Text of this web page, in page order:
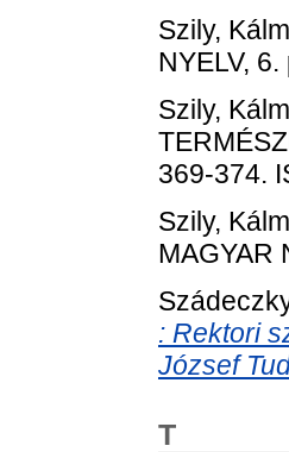
Szily,
NYELV,
Szily,
369-374.
Szily,
MAGYAR
: Rektori
József
T